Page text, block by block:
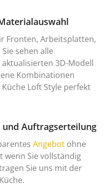
Fronten, Arbeitsplatten,
sehen alle
3D-Modell
Kombinationen
Loft Style perfekt
Auftragserteilung
Angebot ohne
wenn Sie vollständig
Sie uns mit der